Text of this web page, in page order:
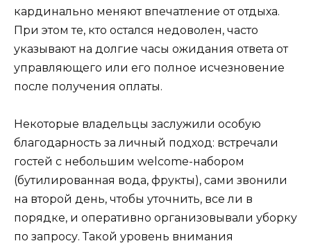
кардинально меняют впечатление от отдыха.
При этом те, кто остался недоволен, часто
указывают на долгие часы ожидания ответа от
управляющего или его полное исчезновение
после получения оплаты.
Некоторые владельцы заслужили особую
благодарность за личный подход: встречали
гостей с небольшим welcome-набором
(бутилированная вода, фрукты), сами звонили
на второй день, чтобы уточнить, все ли в
порядке, и оперативно организовывали уборку
по запросу. Такой уровень внимания